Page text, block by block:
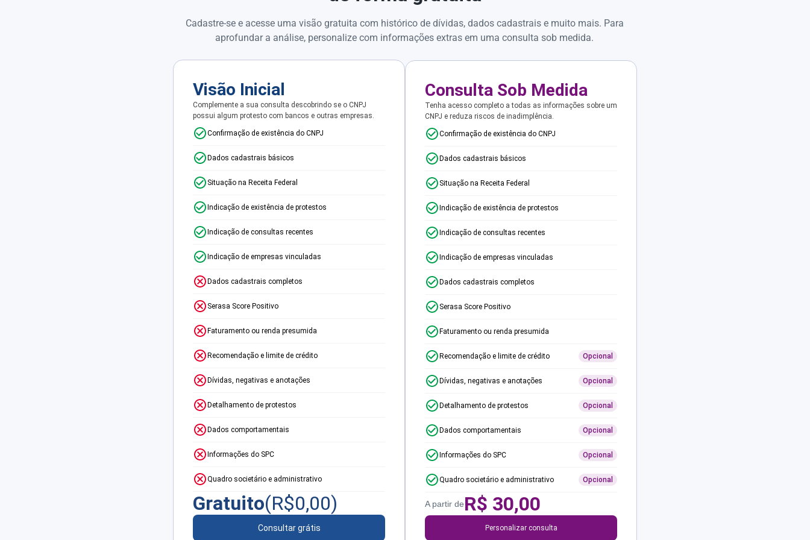
Cadastre-se e acesse uma visão gratuita com histórico de dívidas, dados cadastrais e muito mais. Para
aprofundar a análise, personalize com informações extras em uma consulta sob medida.
Visão Inicial
Complemente a sua consulta descobrindo se o CNPJ
possui algum protesto com bancos e outras empresas.
Confirmação de existência do CNPJ
Dados cadastrais básicos
Situação na Receita Federal
Indicação de existência de protestos
Indicação de consultas recentes
Indicação de empresas vinculadas
Dados cadastrais completos
Serasa Score Positivo
Faturamento ou renda presumida
Recomendação e limite de crédito
Dívidas, negativas e anotações
Detalhamento de protestos
Dados comportamentais
Informações do SPC
Quadro societário e administrativo
Gratuito(R$0,00)
Consultar grátis
Consulta Sob Medida
Tenha acesso completo a todas as informações sobre um
CNPJ e reduza riscos de inadimplência.
Confirmação de existência do CNPJ
Dados cadastrais básicos
Situação na Receita Federal
Indicação de existência de protestos
Indicação de consultas recentes
Indicação de empresas vinculadas
Dados cadastrais completos
Serasa Score Positivo
Faturamento ou renda presumida
Recomendação e limite de crédito Opcional
Dívidas, negativas e anotações Opcional
Detalhamento de protestos Opcional
Dados comportamentais Opcional
Informações do SPC Opcional
Quadro societário e administrativo Opcional
A partir deR$ 30,00
Personalizar consulta